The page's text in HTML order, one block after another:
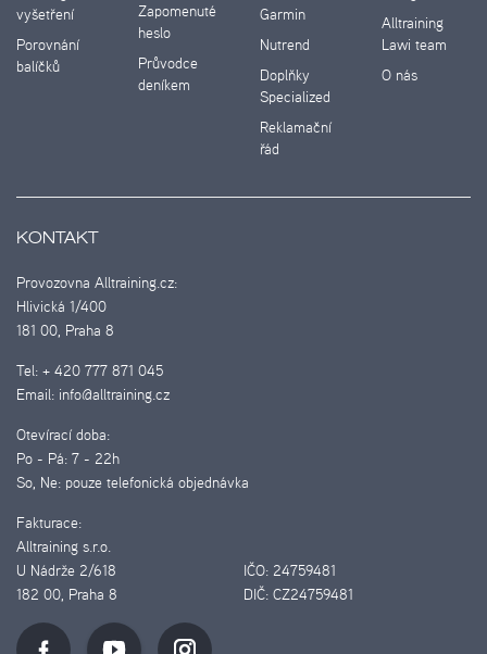
vyšetření
Porovnání
balíčků
Zapomenuté
heslo
Průvodce
deníkem
Garmin
Nutrend
Doplňky
Specialized
Reklamační
řád
Alltraining
Lawi team
O nás
KONTAKT
Provozovna Alltraining.cz:
Hlivická 1/400
181 00, Praha 8
Tel: + 420 777 871 045
Email: info@alltraining.cz
Otevírací doba:
Po - Pá: 7 - 22h
So, Ne: pouze telefonická objednávka
Fakturace:
Alltraining s.r.o.
U Nádrže 2/618
IČO: 24759481
182 00, Praha 8
DIČ: CZ24759481